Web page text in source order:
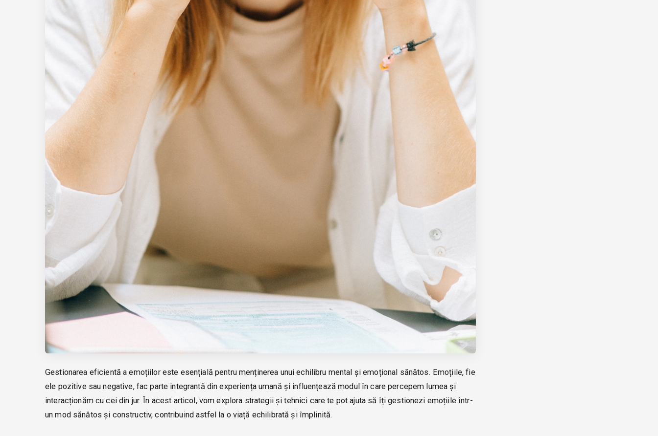
Gestionarea eficientă a emoțiilor este esențială pentru menținerea unui echilibru mental și emoțional sănătos. Emoțiile, fie
ele pozitive sau negative, fac parte integrantă din experiența umană și influențează modul în care percepem lumea și
interacționăm cu cei din jur. În acest articol, vom explora strategii și tehnici care te pot ajuta să îți gestionezi emoțiile într-
un mod sănătos și constructiv, contribuind astfel la o viață echilibrată și împlinită.